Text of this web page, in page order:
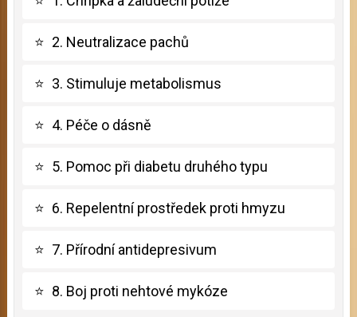
⭐ 2. Neutralizace pachů
⭐ 3. Stimuluje metabolismus
⭐ 4. Péče o dásně
⭐ 5. Pomoc při diabetu druhého typu
⭐ 6. Repelentní prostředek proti hmyzu
⭐ 7. Přírodní antidepresivum
⭐ 8. Boj proti nehtové mykóze